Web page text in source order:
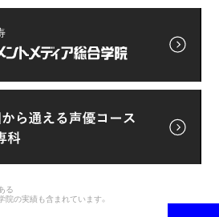
る
の実績も含まれています。